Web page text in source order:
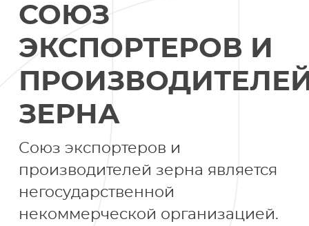
СОЮЗ
ЭКСПОРТЕРОВ И
ЗЕРНА
Союз экспортеров и
производителей зерна является
негосударственной
некоммерческой организацией.